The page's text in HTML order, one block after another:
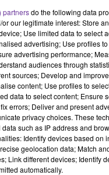
sénégalais. Un homme
de quelques
le camp avec leurs
Rahmane, directeur de
des "jihadistes
centrale, avaient "mené
à une issue pacifique.
qui se font
des étrangers), est
de marginal et sans
partnersdo the following data
our legitimate interest: Store
Use limited data to select
advertising; Use profiles
advertising performance;
audiences through
sources; Develop and
content; Use profiles to
data to select content; Ensure
errors; Deliver and present
privacy choices. These
such as IP address and
Identify devices based on
geolocation data; Match
Link different devices; Identify
automatically.